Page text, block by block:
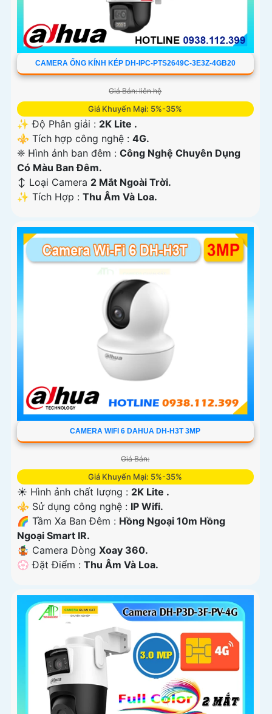
CAMERA ỐNG KÍNH KÉP DH-IPC-PTS2649C-3E3Z-4GB20
Giá Bán: liên hệ
Giá Khuyến Mại: 5%-35%
✨ Độ Phân giải : 2K Lite .
⚜️ Tích hợp công nghệ : 4G.
❈ Hình ảnh ban đêm : Công Nghệ Chuyên Dụng
Có Màu Ban Ðêm.
↕️ Loại Camera 2 Mắt Ngoài Trời.
️✨ Tích Hợp : Thu Âm Và Loa.
CAMERA WIFI 6 DAHUA DH-H3T 3MP
Giá Bán:
Giá Khuyến Mại: 5%-35%
☀️ Hình ảnh chất lượng : 2K Lite .
⚜️ Sử dụng công nghệ : IP Wifi.
🌈 Tầm Xa Ban Đêm : Hồng Ngoại 10m Hồng
Ngoại Smart IR.
🤹 Camera Dòng Xoay 360.
️💮 Đặt Điểm : Thu Âm Và Loa.